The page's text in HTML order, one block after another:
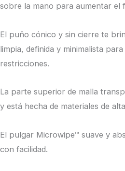
sobre la mano para aumentar el
El puño cónico y sin cierre te
limpia, definida y minimalista
restricciones.
La parte superior de malla
y está hecha de materiales de
El pulgar Microwipe™ suave y
con facilidad.